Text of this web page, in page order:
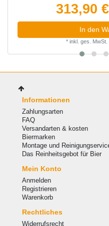
313,90
In den
* inkl. ges. MwSt.
Informationen
Zahlungsarten
FAQ
Versandarten & kosten
Biermarken
Montage und
Das Reinheitsgebot für Bier
Mein Konto
Anmelden
Registrieren
Warenkorb
Rechtliches
Widerrufsrecht